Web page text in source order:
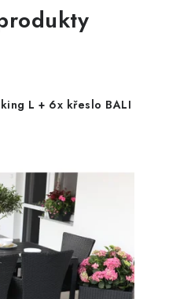
L + 6x křeslo BALI